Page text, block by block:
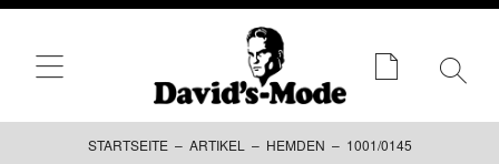
STARTSEITE – ARTIKEL – HEMDEN – 1001/0145